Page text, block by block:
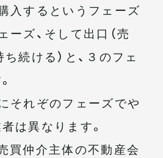
入するというフェーズ
ーズ、そして出口（売
ち続ける）と、３のフェ
それぞのフェーズでや
は異なります。
買仲介主体の不動産会